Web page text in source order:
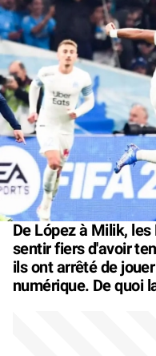
De López à Milik,
sentir fiers d'avoir
ils ont arrêté de
numérique. De quoi